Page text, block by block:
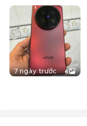
7 ngày trước 6